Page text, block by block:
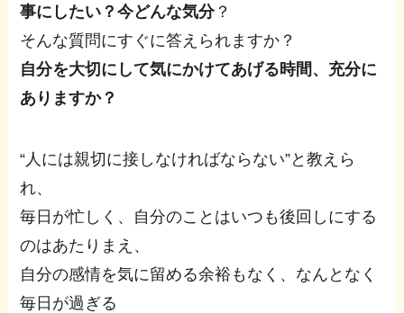
事にしたい？今どんな気分？
そんな質問にすぐに答えられますか？
自分を大切にして気にかけてあげる時間、充分に
ありますか？
“人には親切に接しなければならない”と教えら
れ、
毎日が忙しく、自分のことはいつも後回しにする
のはあたりまえ、
自分の感情を気に留める余裕もなく、なんとなく
毎日が過ぎる